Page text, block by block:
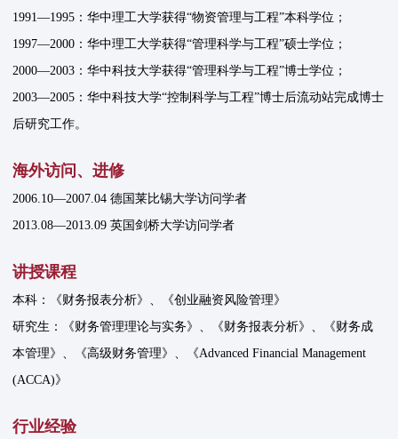
1991—1995：华中理工大学获得“物资管理与工程”本科学位；
1997—2000：华中理工大学获得“管理科学与工程”硕士学位；
2000—2003：华中科技大学获得“管理科学与工程”博士学位；
2003—2005：华中科技大学“控制科学与工程”博士后流动站完成博士
后研究工作。
海外访问、进修
2006.10—2007.04 德国莱比锡大学访问学者
2013.08—2013.09 英国剑桥大学访问学者
讲授课程
本科：《财务报表分析》、《创业融资风险管理》
研究生：《财务管理理论与实务》、《财务报表分析》、《财务成
本管理》、《高级财务管理》、《Advanced Financial Management
(ACCA)》
行业经验